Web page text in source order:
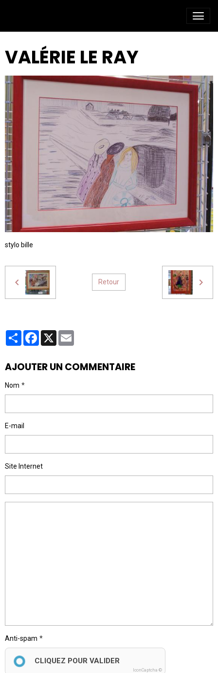
VALÉRIE LE RAY
stylo bille
Retour
PartagerFacebook
X
AJOUTER UN COMMENTAIRE
Nom
E-mail
Site Internet
Anti-spam
CLIQUEZ POUR VALIDER
IconCaptcha ©